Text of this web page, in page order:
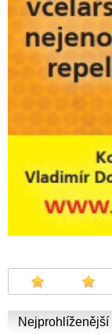
Nejprohlíženější